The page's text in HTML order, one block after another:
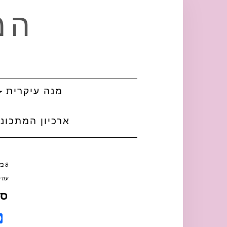
מנה עיקרית
ארכיון
8 בדצמבר, 2018
עודכן